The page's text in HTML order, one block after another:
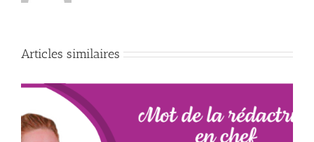
Articles similaires